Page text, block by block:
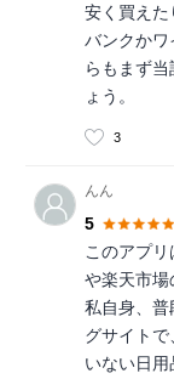
安く買えた
バンクかワ
らもまず
ょう。
3
んん
5
このアプ
や楽天市場
私自身、普
グサイト
いない日用